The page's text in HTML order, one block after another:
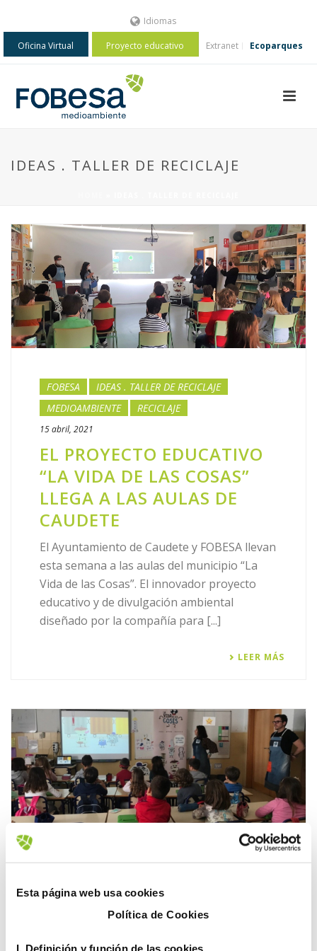
Esta página web usa cookies
Política de Cookies
I. Definición y función de las cookies
Idiomas
Oficina Virtual Proyecto educativo Extranet Ecoparques
IDEAS . TALLER DE RECICLAJE
FOBESA
IDEAS . TALLER DE RECICLAJE
MEDIOAMBIENTE
RECICLAJE
15 abril, 2021
EL PROYECTO EDUCATIVO
“LA VIDA DE LAS COSAS”
LLEGA A LAS AULAS DE
CAUDETE
El Ayuntamiento de Caudete y FOBESA llevan
esta semana a las aulas del municipio “La
Vida de las Cosas”. El innovador proyecto
educativo y de divulgación ambiental
diseñado por la compañía para [...]
LEER MÁS
IDEAS . TALLER DE RECICLAJE